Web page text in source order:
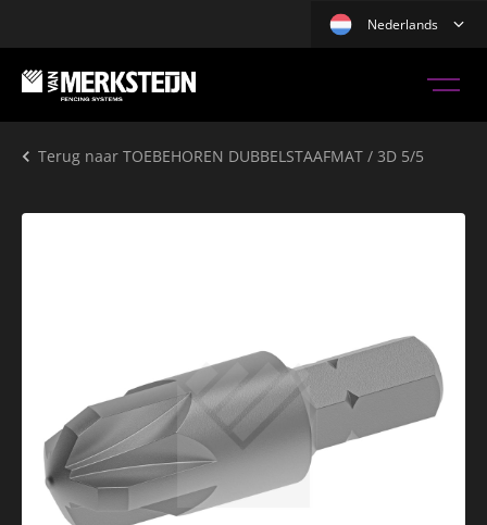
Nederlands
Terug naar TOEBEHOREN DUBBELSTAAFMAT / 3D 5/5